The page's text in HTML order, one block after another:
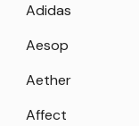
Adidas
Aesop
Aether
Affect